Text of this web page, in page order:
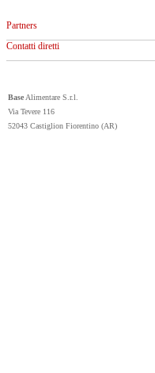
Partners
Contatti diretti
Base Alimentare S.r.l.
Via Tevere 116
52043 Castiglion Fiorentino (AR)